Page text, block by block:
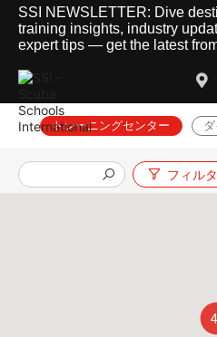
SSI NEWSLETTER: Dive
training insights, industry
expert tips — get the latest
トレーニングセンター
フィル